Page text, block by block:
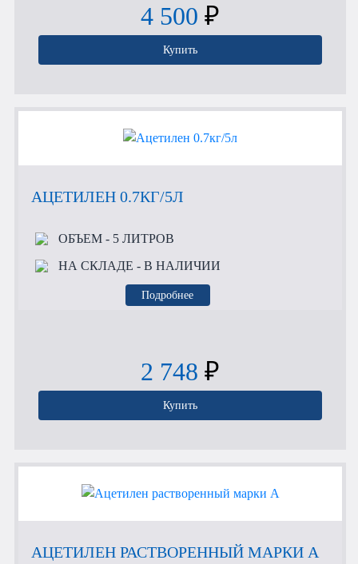
4 500 ₽
Купить
АЦЕТИЛЕН 0.7КГ/5Л
ОБЪЕМ- 5 ЛИТРОВ
НА СКЛАДЕ - В НАЛИЧИИ
Подробнее
2 748 ₽
Купить
АЦЕТИЛЕН РАСТВОРЕННЫЙ МАРКИ А